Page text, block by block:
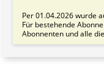
Per 01.04.2026 wurde
Für bestehende
Abonnenten und alle